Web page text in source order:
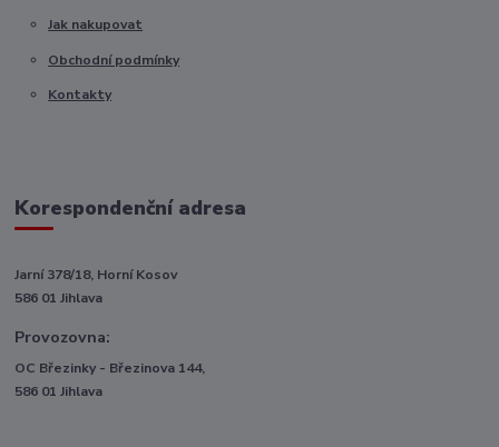
Jak nakupovat
Obchodní podmínky
Kontakty
Korespondenční adresa
Jarní 378/18, Horní Kosov
586 01 Jihlava
Provozovna:
OC Březinky - Březinova 144,
586 01 Jihlava